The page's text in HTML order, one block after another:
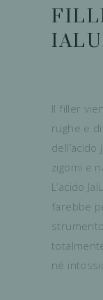
Il filler
rughe e
zigomi e
L’acido
farebbe
né